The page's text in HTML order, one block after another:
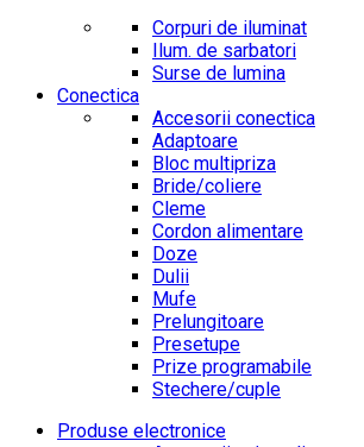
Corpuri de iluminat
Ilum. de sarbatori
Surse de lumina
Conectica
Accesorii conectica
Adaptoare
Bloc multipriza
Bride/coliere
Cleme
Cordon alimentare
Doze
Dulii
Mufe
Prelungitoare
Presetupe
Prize programabile
Stechere/cuple
Produse electronice